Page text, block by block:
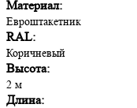
Материал:
Евроштакетник
RAL:
Коричневый
Высота:
2 м
Длина: